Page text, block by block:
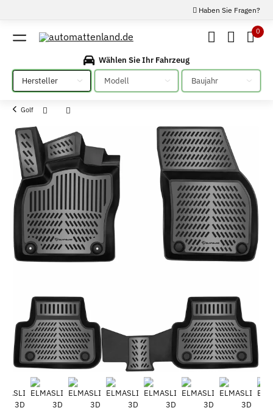
Haben Sie Fragen?
0
Wählen Sie Ihr Fahrzeug
Bitte auswählen
Bitte auswählen Bitte auswählen
Golf